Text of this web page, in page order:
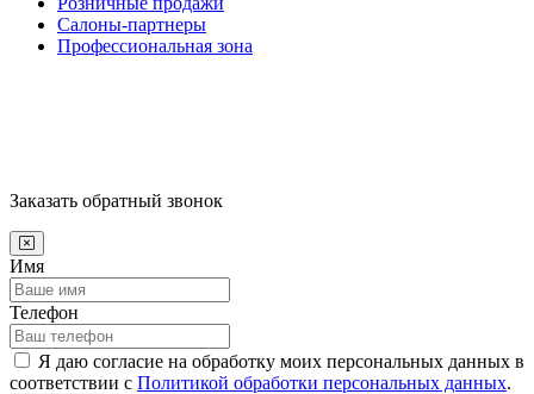
Салоны-партнеры
Профессиональная зона
Заказать обратный звонок
Имя
Телефон
Я даю согласие на обработку моих персональных данных в
соответствии с Политикой обработки персональных данных.